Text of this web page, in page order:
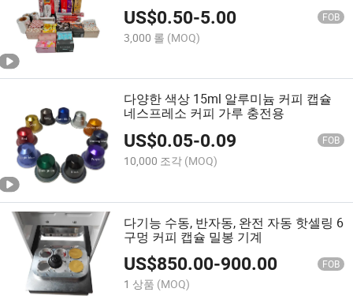
US$0.50-5.00 FOB
3,000 롤 (MOQ)
다양한 색상 15ml 알루미늄 커피 캡슐
네스프레소 커피 가루 충전용
US$0.05-0.09 FOB
10,000 조각 (MOQ)
다기능 수동, 반자동, 완전 자동 핫셀링 6
구멍 커피 캡슐 밀봉 기계
US$850.00-900.00 FOB
1 상품 (MOQ)